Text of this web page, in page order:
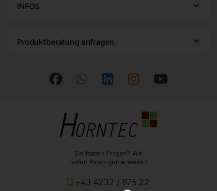
INFOS
Produktberatung anfragen
Sie haben Fragen? Wir
helfen Ihnen gerne weiter!
+43 4232 / 875 22